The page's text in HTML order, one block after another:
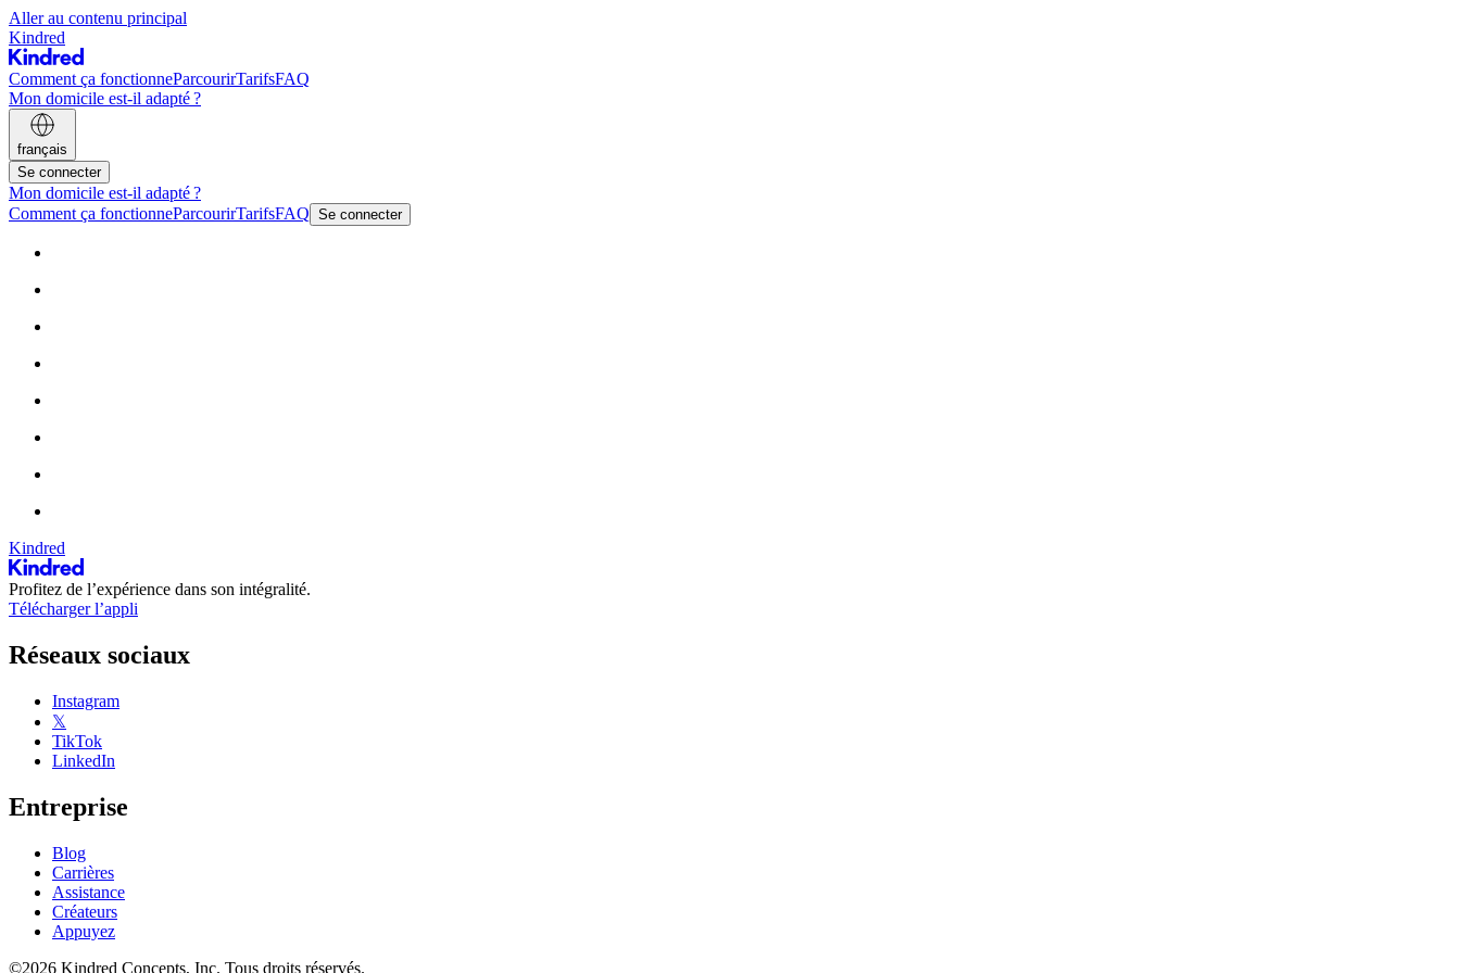
Aller au contenu principal
Kindred
Comment ça fonctionneParcourirTarifsFAQ
Mon domicile est-il adapté ?
français
Se connecter
Mon domicile est-il adapté ?
Comment ça fonctionneParcourirTarifsFAQ Se connecter
Kindred
Profitez de l’expérience dans son intégralité.
Télécharger l’appli
Réseaux sociaux
Instagram
𝕏
TikTok
LinkedIn
Entreprise
Blog
Carrières
Assistance
Créateurs
Appuyez
©2026 Kindred Concepts, Inc. Tous droits réservés.